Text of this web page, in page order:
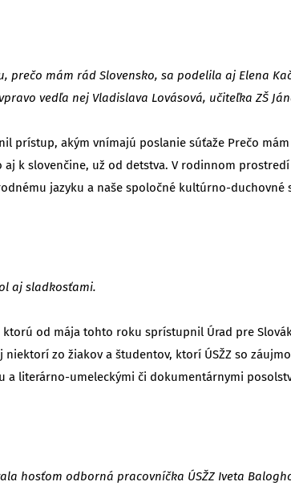
mám rád Slovensko, sa podelila aj Elena
vedľa nej Vladislava Lovásová, učiteľka ZŠ
prístup, akým vnímajú poslanie súťaže Prečo
k slovenčine, už od detstva. V rodinnom
jazyku a naše spoločné kultúrno-duchovné
aj sladkosťami.
od mája tohto roku sprístupnil Úrad pre
zo žiakov a študentov, ktorí ÚSŽZ so
literárno-umeleckými či dokumentárnymi
hosťom odborná pracovníčka ÚSŽZ Iveta